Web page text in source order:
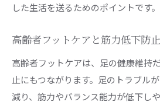
した生活を送るためのポイントです。
高齢者フットケアと筋力低下防
高齢者フットケアは、足の健康維持
止にもつながります。足のトラブル
減り、筋力やバランス能力が低下し